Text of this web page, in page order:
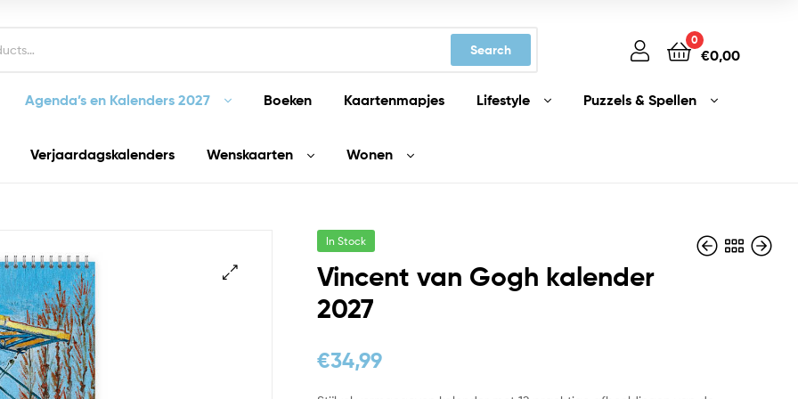
Search
0
€0,00
Agenda’s en Kalenders 2027 Boeken Kaartenmapjes Lifestyle Puzzels & Spellen
Verjaardagskalenders Wenskaarten Wonen
In Stock
Vincent van Gogh kalender
2027
€34,99